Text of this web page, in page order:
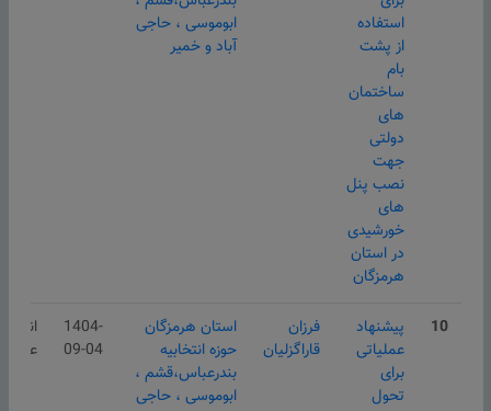
استفاده
از پشت
بام
ساختمان
های
دولتی
جهت
نصب پنل
های
خورشیدی
در استان
هرمزگان
ابوموسی ، حاجی
آباد و خمیر
10
پیشنهاد
عملیاتی
برای
تحول
فرزان
قاراگزلیان
استان هرمزگان
حوزه انتخابیه
بندرعباس،قشم ،
ابوموسی ، حاجی
1404-
09-04
انتشار